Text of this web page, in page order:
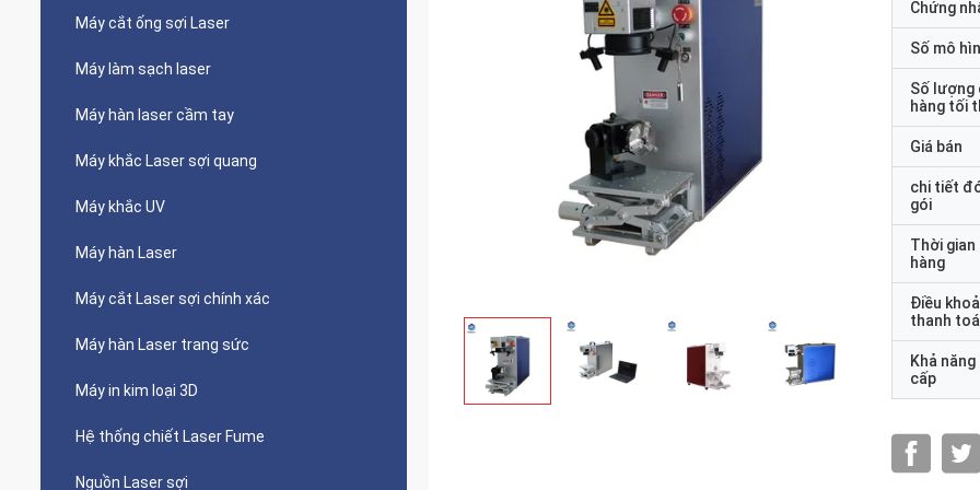
Máy cắt ống sợi Laser
Máy làm sạch laser
Máy hàn laser cầm tay
Máy khắc Laser sợi quang
Máy khắc UV
Máy hàn Laser
Máy cắt Laser sợi chính xác
Máy hàn Laser trang sức
Máy in kim loại 3D
Hệ thống chiết Laser Fume
Nguồn Laser sợi
Chứng
Số mô
Số lượng
hàng tối
Giá bán
chi tiết
gói
Thời gian
hàng
Điều
thanh
Khả
cấp